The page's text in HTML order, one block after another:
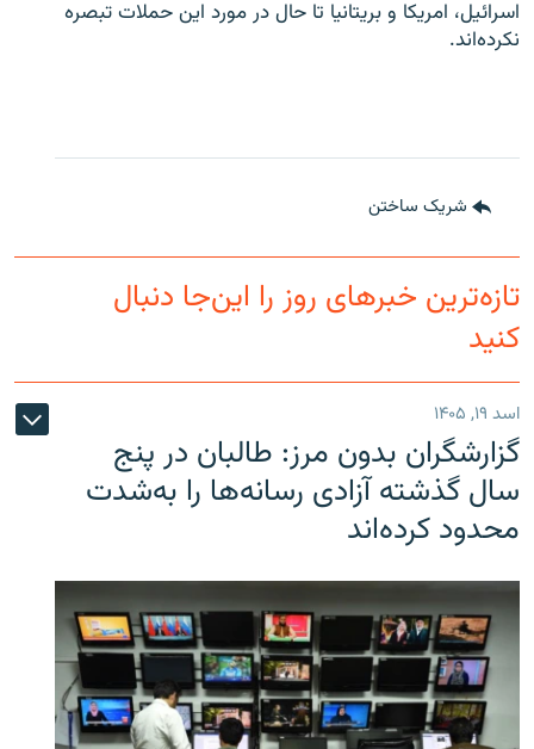
اسرائیل، امریکا و بریتانیا تا حال در مورد این حملات تبصره
نکرده‌اند.
شریک ساختن
تازه‌ترین خبرهای روز را این‌جا دنبال
کنید
اسد ۱۹, ۱۴۰۵
گزارشگران بدون مرز: طالبان در پنج
سال گذشته آزادی رسانه‌ها را به‌شدت
محدود کرده‌اند